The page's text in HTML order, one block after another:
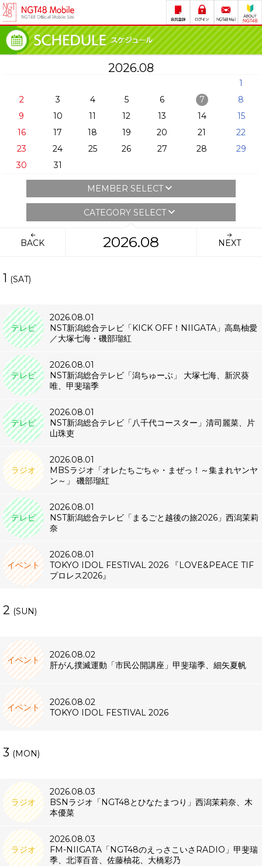
2026.08
1
2
3 4 5 6 7
8
9
10 11 12 13 14
15
16
17 18 19 20 21
22
23
24 25 26 27 28
29
30
31
MEMBER SELECT
CATEGORY SELECT
BACK 2026.08 NEXT
1 (SAT)
テレビ
2026.08.01
NST新潟総合テレビ「KICK OFF！NIIGATA」高島柚愛
／大塚七海・磯部瑠紅
テレビ
2026.08.01
NST新潟総合テレビ「潟ちゅーぶ」 大塚七海、新沢葵
唯、甲斐瑞季
テレビ
2026.08.01
NST新潟総合テレビ「八千代コースター」清司麗菜、片
山珠吏
ラジオ
2026.08.01
MBSラジオ「オレたちごちゃ・まぜっ！～集まれヤンヤ
ン～」 磯部瑠紅
テレビ
2026.08.01
NST新潟総合テレビ「まるごと越後の旅2026」西潟茉莉
奈
イベント
2026.08.01
TOKYO IDOL FESTIVAL 2026 『LOVE&PEACE TIF
プロレス2026』
2 (SUN)
イベント
2026.08.02
肝がん撲滅運動「市民公開講座」甲斐瑞季、細矢夏帆
イベント
2026.08.02
TOKYO IDOL FESTIVAL 2026
3 (MON)
ラジオ
2026.08.03
BSNラジオ「NGT48とひなたまつり」西潟茉莉奈、木
本優菜
ラジオ
2026.08.03
FM-NIIGATA「NGT48のえっさこいさRADIO」甲斐瑞
季、北澤百音、佐藤柚花、大橋彩乃